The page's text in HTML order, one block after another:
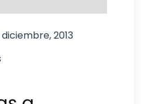
diciembre, 2013